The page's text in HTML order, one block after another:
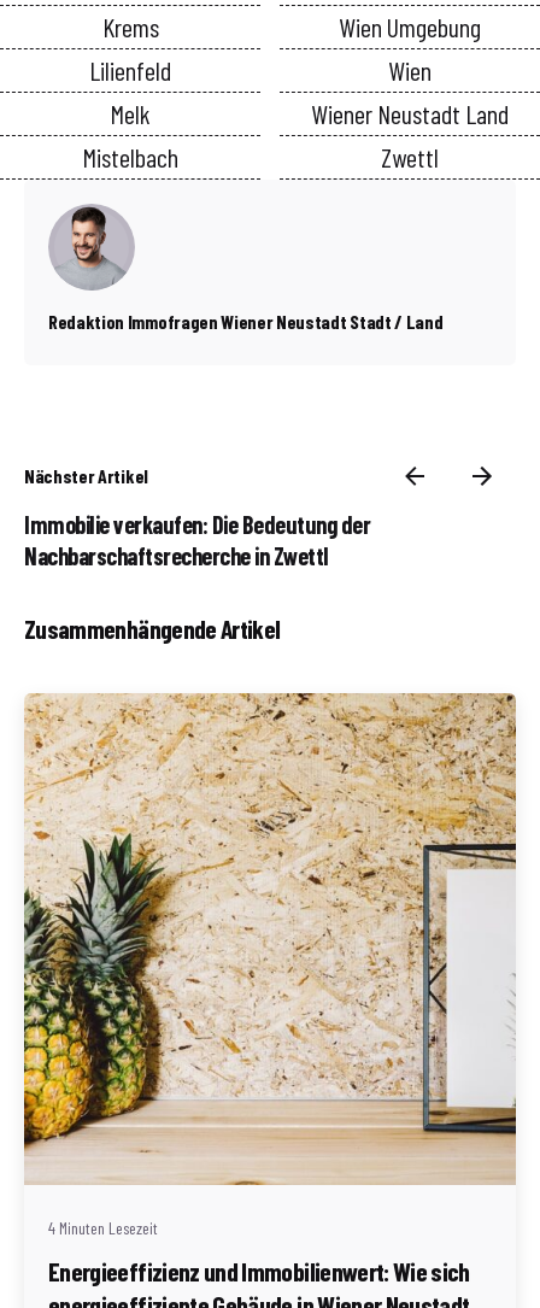
Krems
Lilienfeld
Melk
Mistelbach
Wien Umgebung
Wien
Wiener Neustadt Land
Zwettl
Redaktion Immofragen Wiener Neustadt Stadt / Land
Nächster Artikel
Immobilie verkaufen: Die Bedeutung der
Nachbarschaftsrecherche in Zwettl
Zusammenhängende Artikel
Geschrieben von
Redaktion Immofragen Wiener Neustadt Stadt /
Land
4 Minuten Lesezeit
Energieeffizienz und Immobilienwert: Wie sich